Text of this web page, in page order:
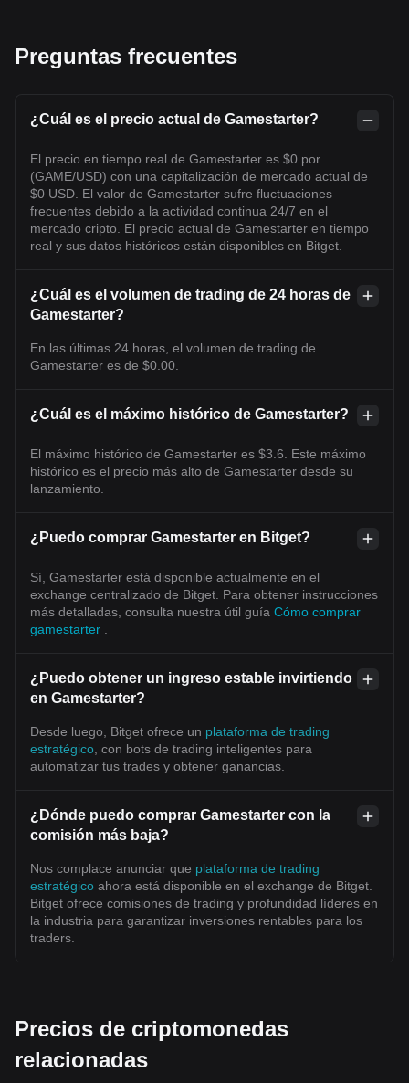
Preguntas frecuentes
¿Cuál es el precio actual de Gamestarter?
El precio en tiempo real de Gamestarter es $0 por
(GAME/USD) con una capitalización de mercado actual de
$0 USD. El valor de Gamestarter sufre fluctuaciones
frecuentes debido a la actividad continua 24/7 en el
mercado cripto. El precio actual de Gamestarter en tiempo
real y sus datos históricos están disponibles en Bitget.
¿Cuál es el volumen de trading de 24 horas de
Gamestarter?
En las últimas 24 horas, el volumen de trading de
Gamestarter es de $0.00.
¿Cuál es el máximo histórico de Gamestarter?
El máximo histórico de Gamestarter es $3.6. Este máximo
histórico es el precio más alto de Gamestarter desde su
lanzamiento.
¿Puedo comprar Gamestarter en Bitget?
Sí, Gamestarter está disponible actualmente en el
exchange centralizado de Bitget. Para obtener instrucciones
más detalladas, consulta nuestra útil guía Cómo comprar
gamestarter
¿Puedo obtener un ingreso estable invirtiendo
en Gamestarter?
Desde luego, Bitget ofrece un plataforma de trading
estratégico , con bots de trading inteligentes para
automatizar tus trades y obtener ganancias.
¿Dónde puedo comprar Gamestarter con la
comisión más baja?
Nos complace anunciar que plataforma de trading
estratégico ahora está disponible en el exchange de Bitget.
Bitget ofrece comisiones de trading y profundidad líderes en
la industria para garantizar inversiones rentables para los
traders.
Precios de criptomonedas
relacionadas